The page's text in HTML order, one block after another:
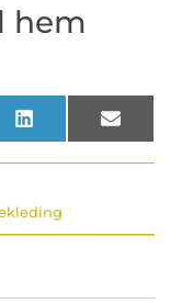
hem
LinkedIn Email